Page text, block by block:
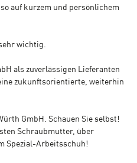
auf kurzem und persönlichem
wichtig.
als zuverlässigen Lieferanten
zukunftsorientierte, weiterhin
GmbH. Schauen Sie selbst!
Schraubmutter, über
Spezial-Arbeitsschuh!